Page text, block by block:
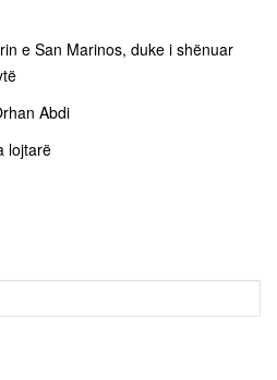
e San Marinos, duke i shënuar
Abdi
lojtarë